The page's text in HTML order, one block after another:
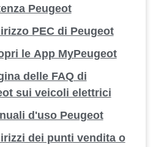
Peugeot
PEC di Peugeot
le App MyPeugeot
delle FAQ di
sui veicoli elettrici
d'uso Peugeot
dei punti vendita o